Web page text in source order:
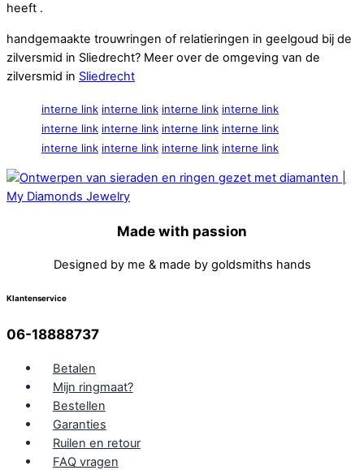
heeft .
handgemaakte trouwringen of relatieringen in geelgoud bij de
zilversmid in Sliedrecht? Meer over de omgeving van de
zilversmid in Sliedrecht
interne link interne link interne link interne link
interne link interne link interne link interne link
interne link interne link interne link interne link
Made with passion
Designed by me & made by goldsmiths hands
Klantenservice
06-18888737
Betalen
Mijn ringmaat?
Bestellen
Garanties
Ruilen en retour
FAQ vragen